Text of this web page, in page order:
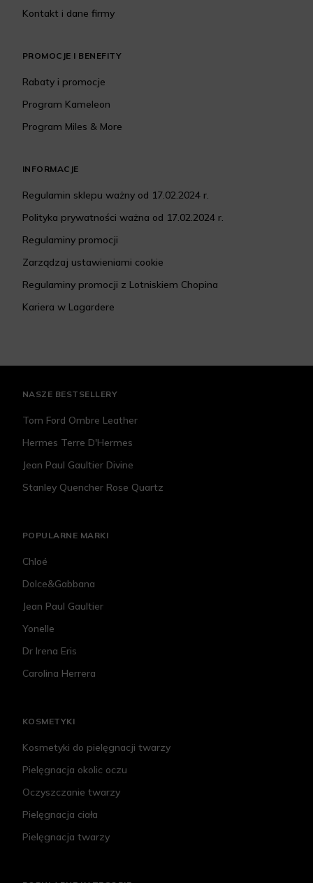
Kontakt i dane firmy
PROMOCJE I BENEFITY
Rabaty i promocje
Program Kameleon
Program Miles & More
INFORMACJE
Regulamin sklepu ważny od 17.02.2024 r.
Polityka prywatności ważna od 17.02.2024 r.
Regulaminy promocji
Zarządzaj ustawieniami cookie
Regulaminy promocji z Lotniskiem Chopina
Kariera w Lagardere
NASZE BESTSELLERY
Tom Ford Ombre Leather
Hermes Terre D'Hermes
Jean Paul Gaultier Divine
Stanley Quencher Rose Quartz
POPULARNE MARKI
Chloé
Dolce&Gabbana
Jean Paul Gaultier
Yonelle
Dr Irena Eris
Carolina Herrera
KOSMETYKI
Kosmetyki do pielęgnacji twarzy
Pielęgnacja okolic oczu
Oczyszczanie twarzy
Pielęgnacja ciała
Pielęgnacja twarzy